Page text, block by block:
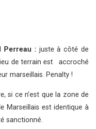
Perreau : juste à côté de
de terrain est accroché
marseillais. Penalty !
si ce n’est que la zone de
Marseillais est identique à
sanctionné.